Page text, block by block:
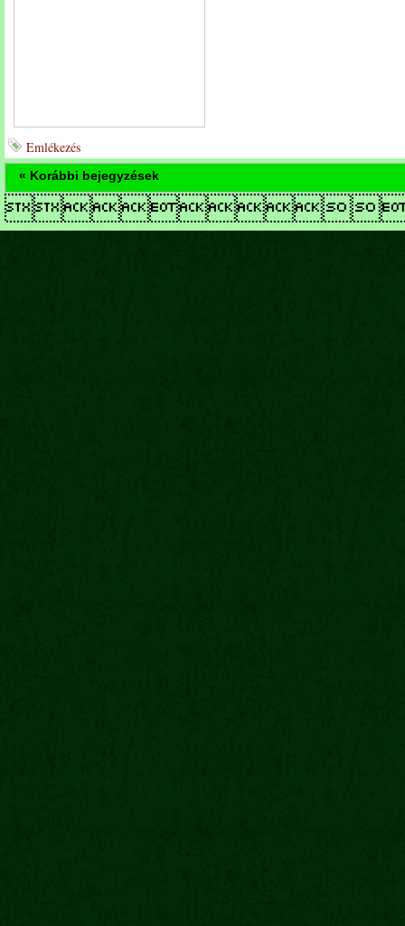
Emlékezés
« Korábbi bejegyzések